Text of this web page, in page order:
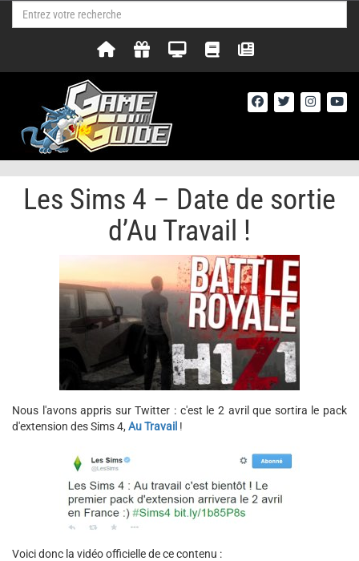
Les Sims 4 – Date de sortie
d’Au Travail !
Nous l'avons appris sur Twitter : c'est le 2 avril que sortira le pack
d'extension des Sims 4, Au Travail !
Voici donc la vidéo officielle de ce contenu :